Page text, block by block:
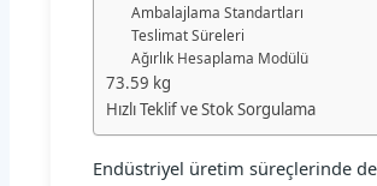
Ambalajlama Standartları
Teslimat Süreleri
Ağırlık Hesaplama Modülü
73.59 kg
Hızlı Teklif ve Stok Sorgulama
Endüstriyel üretim süreçlerinde